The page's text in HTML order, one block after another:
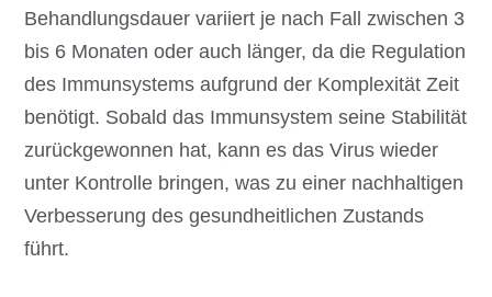
Behandlungsdauer variiert je nach Fall zwischen 3
bis 6 Monaten oder auch länger, da die Regulation
des Immunsystems aufgrund der Komplexität Zeit
benötigt. Sobald das Immunsystem seine Stabilität
zurückgewonnen hat, kann es das Virus wieder
unter Kontrolle bringen, was zu einer nachhaltigen
Verbesserung des gesundheitlichen Zustands
führt.